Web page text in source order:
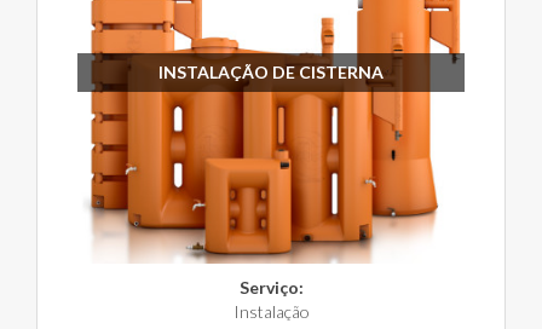
INSTALAÇÃO DE CISTERNA
Serviço:
Instalação